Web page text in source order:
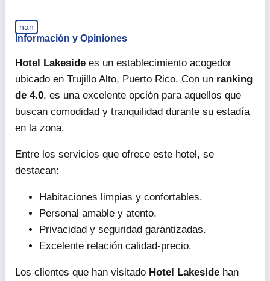
nan
Información y Opiniones
Hotel Lakeside es un establecimiento acogedor
ubicado en Trujillo Alto, Puerto Rico. Con un ranking
de 4.0, es una excelente opción para aquellos que
buscan comodidad y tranquilidad durante su estadía
en la zona.
Entre los servicios que ofrece este hotel, se
destacan:
Habitaciones limpias y confortables.
Personal amable y atento.
Privacidad y seguridad garantizadas.
Excelente relación calidad-precio.
Los clientes que han visitado Hotel Lakeside han